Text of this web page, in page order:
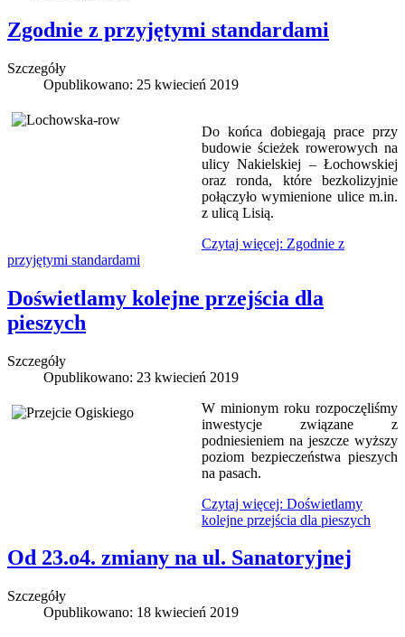
Zgodnie z przyjętymi standardami
Szczegóły
Opublikowano: 25 kwiecień 2019
Do końca dobiegają prace przy
budowie ścieżek rowerowych na
ulicy Nakielskiej – Łochowskiej
oraz ronda, które bezkolizyjnie
połączyło wymienione ulice m.in.
z ulicą Lisią.
Czytaj więcej: Zgodnie z
przyjętymi standardami
Doświetlamy kolejne przejścia dla
pieszych
Szczegóły
Opublikowano: 23 kwiecień 2019
W minionym roku rozpoczęliśmy
inwestycje związane z
podniesieniem na jeszcze wyższy
poziom bezpieczeństwa pieszych
na pasach.
Czytaj więcej: Doświetlamy
kolejne przejścia dla pieszych
Od 23.o4. zmiany na ul. Sanatoryjnej
Szczegóły
Opublikowano: 18 kwiecień 2019